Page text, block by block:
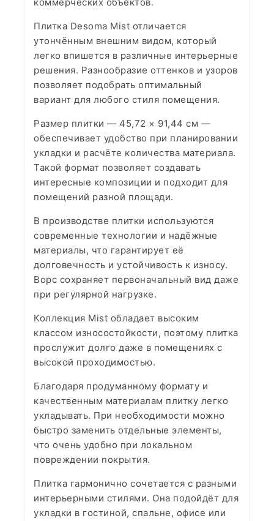
Плитка Desoma Mist отличается
утончённым внешним видом, который
легко впишется в различные интерьерные
решения. Разнообразие оттенков и узоров
позволяет подобрать оптимальный
вариант для любого стиля помещения.
Размер плитки — 45,72 × 91,44 см —
обеспечивает удобство при планировании
укладки и расчёте количества материала.
Такой формат позволяет создавать
интересные композиции и подходит для
помещений разной площади.
В производстве плитки используются
современные технологии и надёжные
материалы, что гарантирует её
долговечность и устойчивость к износу.
Ворс сохраняет первоначальный вид даже
при регулярной нагрузке.
Коллекция Mist обладает высоким
классом износостойкости, поэтому плитка
прослужит долго даже в помещениях с
высокой проходимостью.
Благодаря продуманному формату и
качественным материалам плитку легко
укладывать. При необходимости можно
быстро заменить отдельные элементы,
что очень удобно при локальном
повреждении покрытия.
Плитка гармонично сочетается с разными
интерьерными стилями. Она подойдёт для
укладки в гостиной, спальне, офисе или